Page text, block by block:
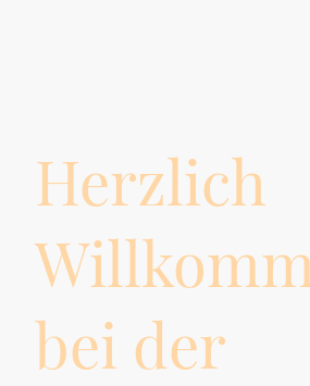
Herzlich
bei der